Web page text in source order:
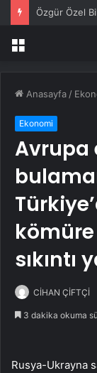
Özgür Özel
Menü
Anasayfa /
Ekonomi
Avrupa
sıkıntı
CİHAN ÇİFTÇİ
3 dakika okuma
Rusya-Ukrayna